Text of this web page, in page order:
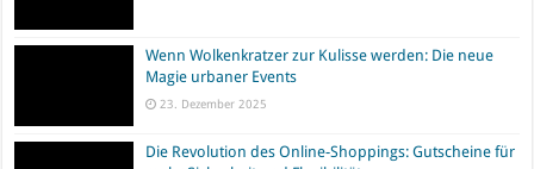
23. Dezember 2025
Die Revolution des Online-Shoppings: Gutscheine für
4. Dezember 2025